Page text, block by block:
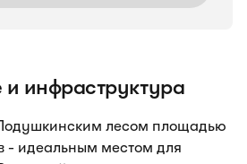
инфраструктура
лесом площадью
- идеальным местом для